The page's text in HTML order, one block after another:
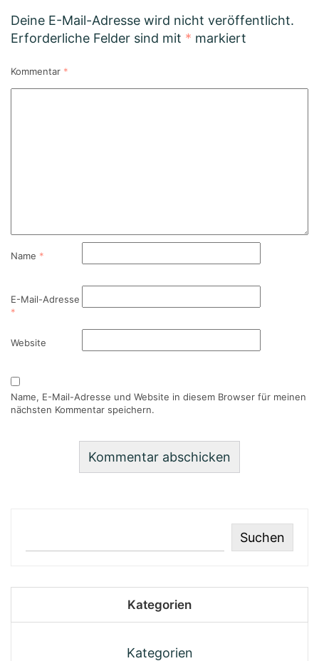
Deine E-Mail-Adresse wird nicht veröffentlicht.
Erforderliche Felder sind mit * markiert
Kommentar *
Name *
E-Mail-Adresse
*
Website
Name, E-Mail-Adresse und Website in diesem Browser für meinen
nächsten Kommentar speichern.
Suchen
Kategorien
Kategorien